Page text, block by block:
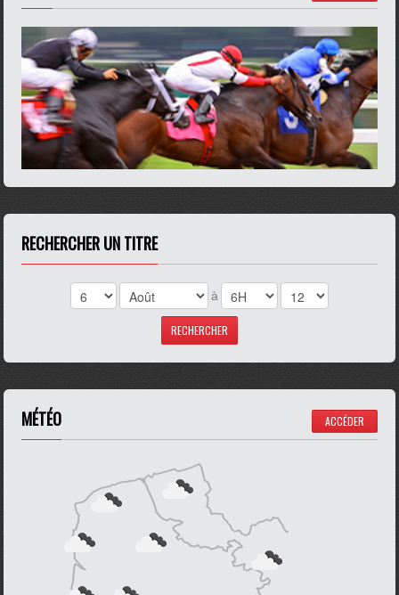
RECHERCHER UN TITRE
à
MÉTÉO ACCÉDER